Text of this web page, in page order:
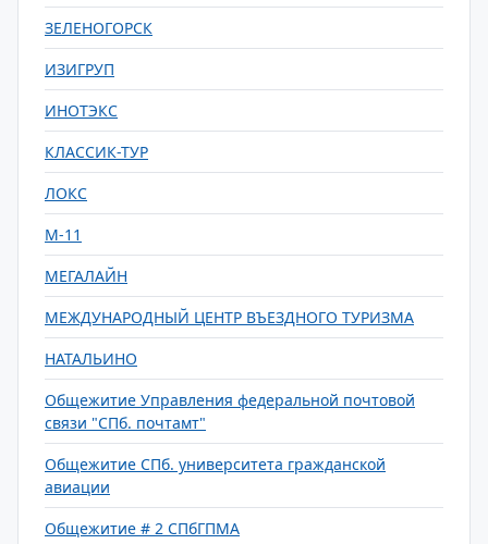
ЗЕЛЕНОГОРСК
ИЗИГРУП
ИНОТЭКС
КЛАССИК-ТУР
ЛОКС
М-11
МЕГАЛАЙН
МЕЖДУНАРОДНЫЙ ЦЕНТР ВЪЕЗДНОГО ТУРИЗМА
НАТАЛЬИНО
Общежитие Управления федеральной почтовой
связи "СПб. почтамт"
Общежитие СПб. университета гражданской
авиации
Общежитие # 2 СПбГПМА